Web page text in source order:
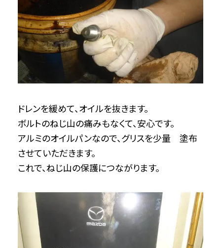
ドレンを緩めて、オイルを抜きます。
ボルトのねじ山の痛みもなくて、安心です。
アルミのオイルパンなので、グリスを少量 塗布
させていただきます。
これで、ねじ山の保護につながります。